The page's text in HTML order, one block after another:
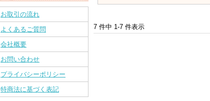
お取引の流れ
よくあるご質問
会社概要
お問い合わせ
プライバシーポリシー
特商法に基づく表記
7 件中 1-7 件表示